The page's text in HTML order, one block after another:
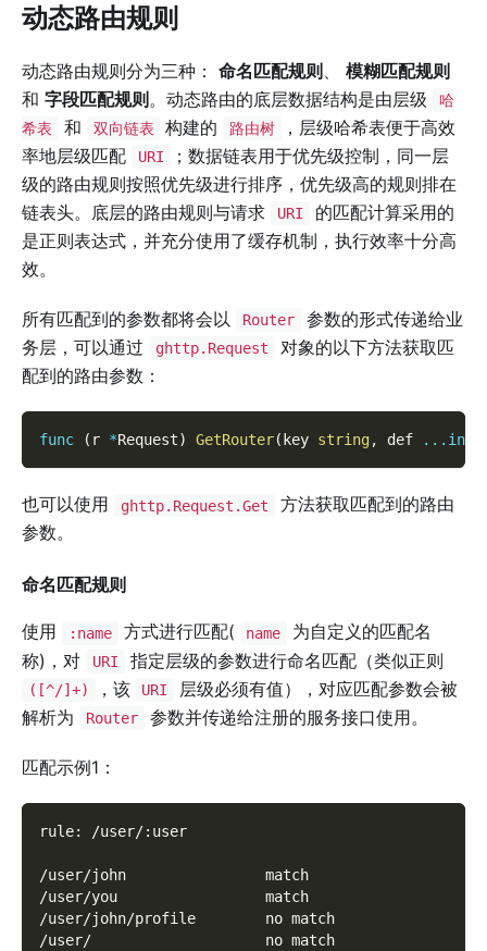
动态路由规则
动态路由规则分为三种： 命名匹配规则
模糊匹配规则
和 字段匹配规则。动态路由的底层数据结构是由层级
哈
希表
和 双向链表 构建的 路由树
，层级哈希表便于高效
率地层级匹配
URI
；数据链表用于优先级控制，同一层
级的路由规则按照优先级进行排序，优先级高的规则排在
链表头。底层的路由规则与请求
URI
的匹配计算采用的
是正则表达式，并充分使用了缓存机制，执行效率十分高
效。
所有匹配到的参数都将会以 Router
参数的形式传递给业
务层，可以通过
ghttp.Request
对象的以下方法获取匹
配到的路由参数：
func ( r *Request) GetRouter( key string, def ...
也可以使用 ghttp.Request.Get
方法获取匹配到的路由
参数。
命名匹配规则
使用 :name 方式进行匹配( name
为自定义的匹配名
称)，对
URI 指定层级的参数进行命名匹配（类似正则
([^/]+) ，该 URI
层级必须有值），对应匹配参数会被
解析为
Router 参数并传递给注册的服务接口使用。
匹配示例1：
rule: /user/:user
/user/john                match
/user/you                 match
/user/john/profile        no match
/user/                    no match